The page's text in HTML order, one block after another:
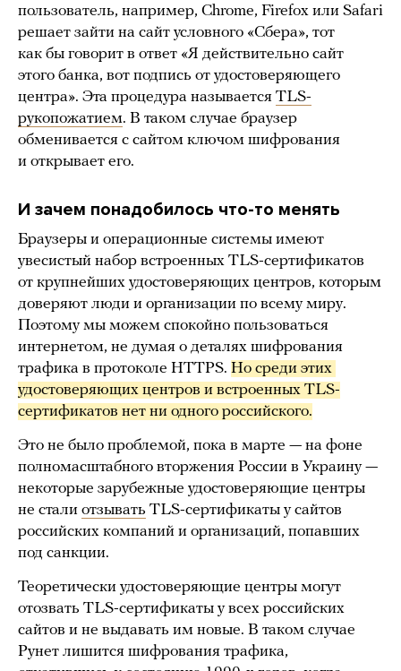
пользователь, например, Chrome, Firefox или Safari
решает зайти на сайт условного «Сбера», тот
как бы говорит в ответ «Я действительно сайт
этого банка, вот подпись от удостоверяющего
центра». Эта процедура называется TLS-
рукопожатием. В таком случае браузер
обменивается с сайтом ключом шифрования
и открывает его.
И зачем понадобилось что-то менять
Браузеры и операционные системы имеют
увесистый набор встроенных TLS-сертификатов
от крупнейших удостоверяющих центров, которым
доверяют люди и организации по всему миру.
Поэтому мы можем спокойно пользоваться
интернетом, не думая о деталях шифрования
трафика в протоколе HTTPS. Но среди этих
удостоверяющих центров и встроенных TLS-
сертификатов нет ни одного российского.
Это не было проблемой, пока в марте — на фоне
полномасштабного вторжения России в Украину —
некоторые зарубежные удостоверяющие центры
не стали отзывать TLS-сертификаты у сайтов
российских компаний и организаций, попавших
под санкции.
Теоретически удостоверяющие центры могут
отозвать TLS-сертификаты у всех российских
сайтов и не выдавать им новые. В таком случае
Рунет лишится шифрования трафика,